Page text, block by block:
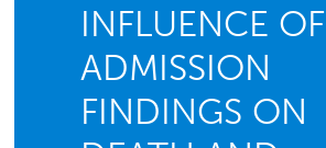
INFLUENCE OF
ADMISSION
FINDINGS ON